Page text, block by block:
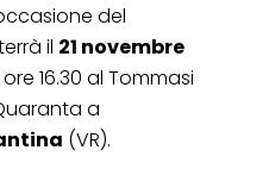
del
il 21 novembre
16.30 al Tommasi
a
(VR).